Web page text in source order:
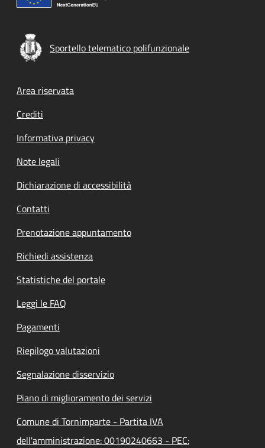
Sportello telematico polifunzionale
Footer menu
Area riservata
Crediti
Informativa privacy
Note legali
Dichiarazione di accessibilità
Contatti
Prenotazione appuntamento
Richiedi assistenza
Statistiche del portale
Leggi le FAQ
Pagamenti
Riepilogo valutazioni
Segnalazione disservizio
Piano di miglioramento dei servizi
Comune di Tornimparte - Partita IVA
dell'amministrazione: 00190240663 - PEC: